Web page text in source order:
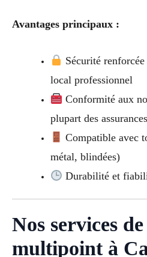
Avantages principaux :
Sécurité
local professionnel
Conformité aux
plupart des assurances
Compatible avec
métal, blindées)
Durabilité et
Nos services
multipoint à